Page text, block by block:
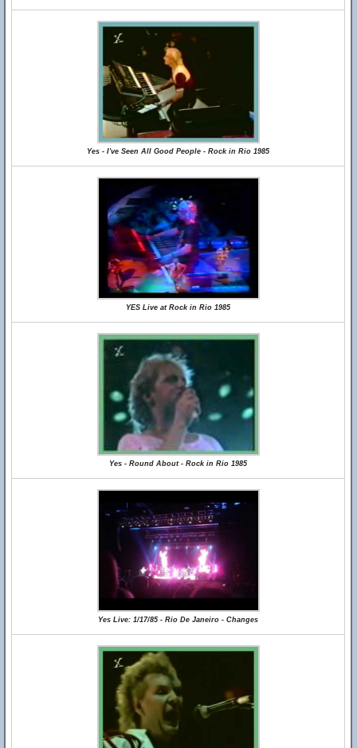
Yes - I've Seen All Good People - Rock in Rio 1985
YES Live at Rock in Rio 1985
Yes - Round About - Rock in Rio 1985
Yes Live: 1/17/85 - Rio De Janeiro - Changes